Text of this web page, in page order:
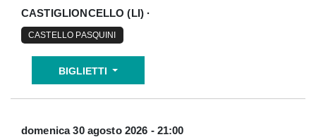
CASTIGLIONCELLO (LI) ·
CASTELLO PASQUINI
BIGLIETTI
domenica 30 agosto 2026 - 21:00